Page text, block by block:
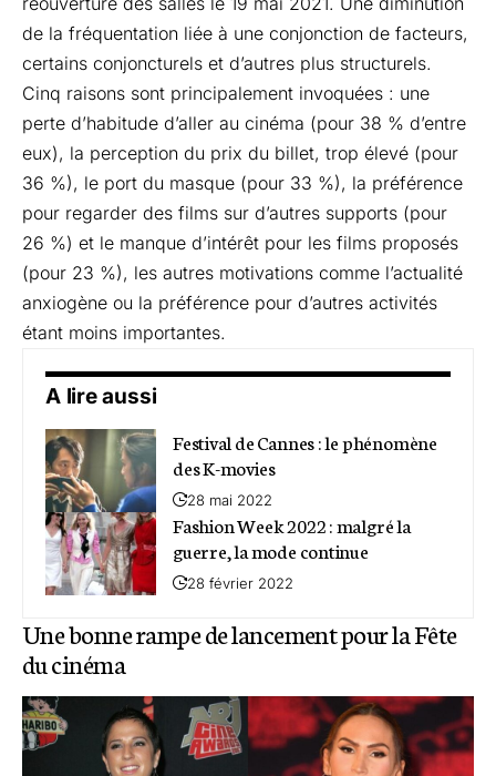
de la fréquentation liée à une conjonction de facteurs,
certains conjoncturels et d’autres plus structurels.
Cinq raisons sont principalement invoquées : une
perte d’habitude d’aller au cinéma (pour 38 % d’entre
eux), la perception du prix du billet, trop élevé (pour
36 %), le port du masque (pour 33 %), la préférence
pour regarder des films sur d’autres supports (pour
26 %) et le manque d’intérêt pour les films proposés
(pour 23 %), les autres motivations comme l’actualité
anxiogène ou la préférence pour d’autres activités
étant moins importantes.
A lire aussi
Festival de Cannes : le phénomène
des K-movies
28 mai 2022
Fashion Week 2022 : malgré la
guerre, la mode continue
28 février 2022
Une bonne rampe de lancement pour la Fête
du cinéma